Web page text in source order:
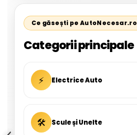
Ce găsești pe AutoNecesar.ro
Categorii principale
⚡ Electrice Auto
🛠 Scule și Unelte